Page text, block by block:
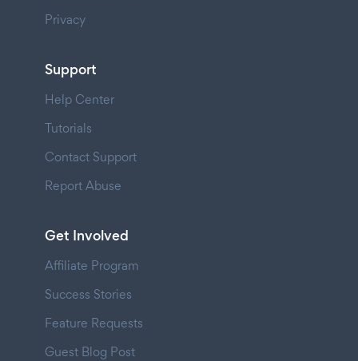
Privacy
Support
Help Center
Tutorials
Contact Support
Report Abuse
Get Involved
Affiliate Program
Success Stories
Feature Requests
Guest Blog Post